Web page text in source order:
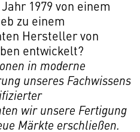
1979 von einem
zu einem
Hersteller von
entwickelt?
in moderne
unseres Fachwissens
wir unsere Fertigung
Märkte erschließen.